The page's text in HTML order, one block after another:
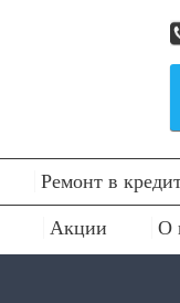
Ремонт в
Акции О